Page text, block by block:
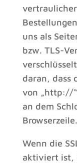
uns als
bzw. TLS-
daran, dass
von „http://
an dem
Browserzeile.
Wenn die
aktiviert ist,